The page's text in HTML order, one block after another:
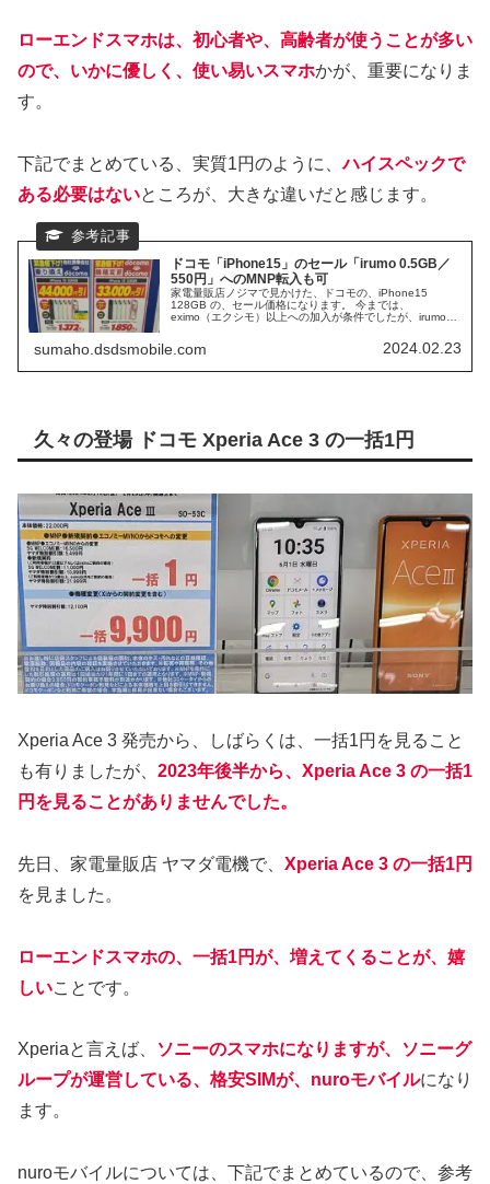
ローエンドスマホは、初心者や、高齢者が使うことが多い
ので、いかに優しく、使い易いスマホかが、重要になりま
す。
下記でまとめている、実質1円のように、ハイスペックで
ある必要はないところが、大きな違いだと感じます。
ドコモ「iPhone15」のセール「irumo 0.5GB／
550円」へのMNP転入も可
家電量販店ノジマで見かけた、ドコモの、iPhone15
128GB の、セール価格になります。 今までは、
eximo（エクシモ）以上への加入が条件でしたが、irumoの
の、格安のプランがあるので、サブSIMとして、契約する
のであれば、低価格の最適プランになります。
sumaho.dsdsmobile.com 2024.02.23
久々の登場 ドコモ Xperia Ace 3 の一括1円
Xperia Ace 3 発売から、しばらくは、一括1円を見ること
も有りましたが、 2023年後半から、Xperia Ace 3 の一括1
円を見ることがありませんでした。
先日、家電量販店 ヤマダ電機で、 Xperia Ace 3 の一括1円
を見ました。
ローエンドスマホの、一括1円が、増えてくることが、嬉
しいことです。
Xperiaと言えば、
ソニーのスマホになりますが、ソニーグ
ループが運営している、格安SIMが、nuroモバイルになり
ます。
nuroモバイルについては、下記でまとめているので、参考